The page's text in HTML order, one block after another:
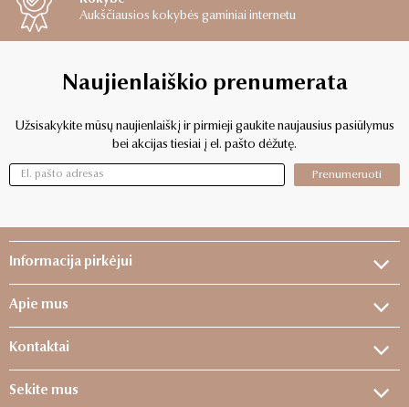
Aukščiausios kokybės gaminiai internetu
Naujienlaiškio prenumerata
Užsisakykite mūsų naujienlaiškį ir pirmieji gaukite naujausius pasiūlymus
bei akcijas tiesiai į el. pašto dėžutę.
Prenumeruoti
Informacija pirkėjui
Apie mus
Kontaktai
Sekite mus